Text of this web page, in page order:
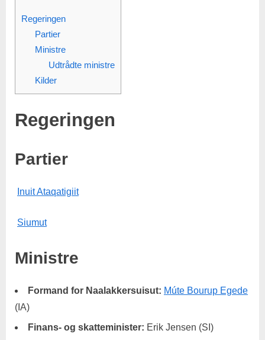
Regeringen
Partier
Ministre
Udtrådte ministre
Kilder
Regeringen
Partier
Inuit Ataqatigiit
Siumut
Ministre
Formand for Naalakkersuisut: Múte Bourup Egede
(IA)
Finans- og skatteminister: Erik Jensen (SI)